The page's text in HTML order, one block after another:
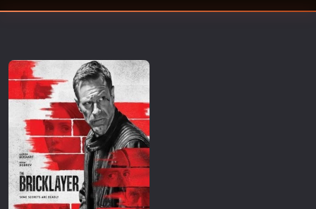
Επιστημονικής Φαντασίας
Ερωτικές
Ευρωπαικός Κινηματογράφος
Θρησκευτικές
Θρίλερ
Ιστορικές